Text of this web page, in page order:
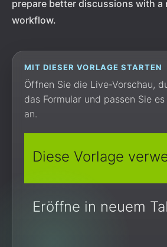
prepare better discussions with a
workflow.
MIT DIESER VORLAGE STARTEN
Öffnen Sie die Live-Vorschau,
das Formular und passen Sie
an.
Diese Vorlage
Eröffne in neuem